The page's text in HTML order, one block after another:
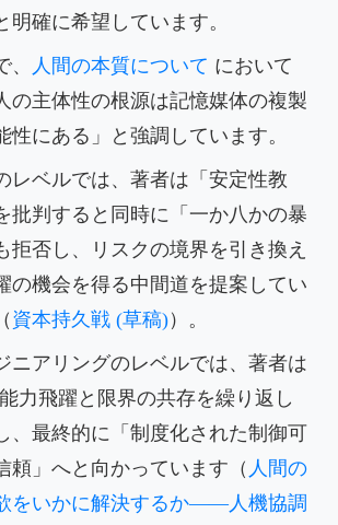
明確に希望しています。
、
人間の本質について において
の主体性の根源は記憶媒体の複製
性にある」と強調しています。
レベルでは、著者は「安定性教
批判すると同時に「一か八かの暴
拒否し、リスクの境界を引き換え
の機会を得る中間道を提案してい
資本持久戦 (草稿)）。
ニアリングのレベルでは、著者は
力飛躍と限界の共存を繰り返し
、最終的に「制度化された制御可
頼」へと向かっています（ 人間の
をいかに解決するか——人機協調